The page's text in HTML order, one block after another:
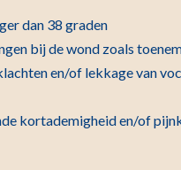
dan 38 graden
bij de wond zoals
en/of lekkage van
kortademigheid en/of